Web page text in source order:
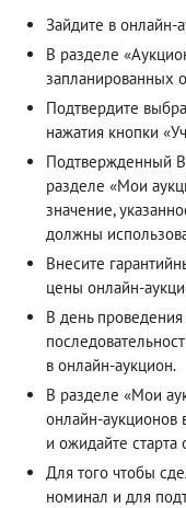
Зайдите в онлайн-
В разделе
запланированных
Подтвердите
нажатия кнопки
Подтвержденный
разделе «Мои
значение,
должны
Внесите
цены онлайн-
В день
в онлайн-аукцион.
В разделе «Мои
онлайн-аукционов
и ожидайте старта
Для того чтобы
номинал и для